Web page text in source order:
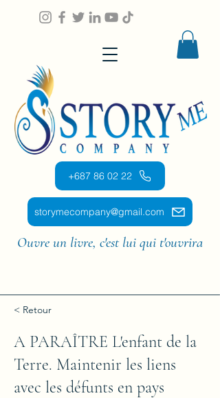
Ouvre un livre, c'est lui qui t'ouvrira
+687 86 02 22
storymecompany@gmail.com
< Retour
A PARAÎTRE L'enfant de la
Terre. Maintenir les liens
avec les défunts en pays